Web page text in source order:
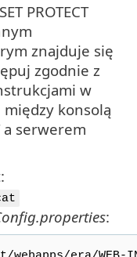
PROTECT
znajduje się
zgodnie z
w
między konsolą
a serwerem
: